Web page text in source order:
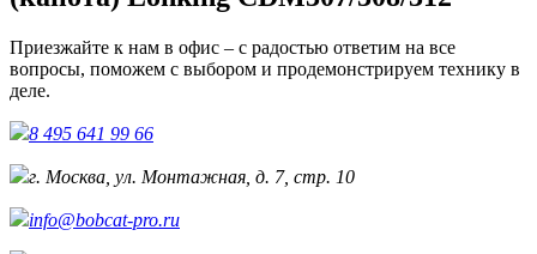
Приезжайте к нам в офис – с радостью ответим на все
вопросы, поможем с выбором и продемонстрируем технику в
деле.
8 495 641 99 66
г. Москва, ул. Монтажная, д. 7, стр. 10
info@bobcat-pro.ru